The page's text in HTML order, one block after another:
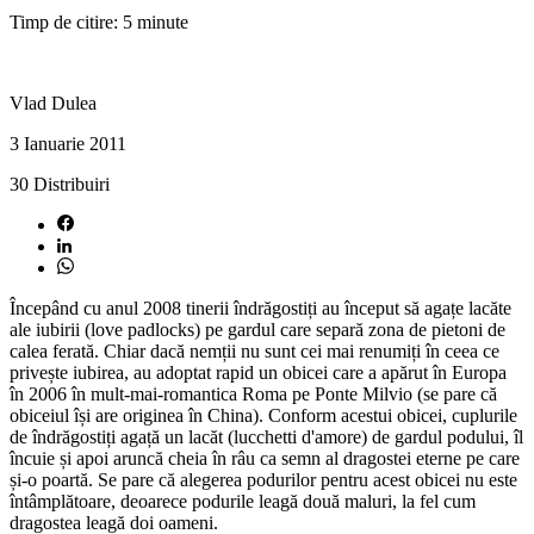
Timp de citire: 5 minute
Vlad Dulea
3 Ianuarie 2011
30 Distribuiri
Începând cu anul 2008 tinerii îndrăgostiți au început să agațe lacăte
ale iubirii (love padlocks) pe gardul care separă zona de pietoni de
calea ferată. Chiar dacă nemții nu sunt cei mai renumiți în ceea ce
privește iubirea, au adoptat rapid un obicei care a apărut în Europa
în 2006 în mult-mai-romantica Roma pe Ponte Milvio (se pare că
obiceiul își are originea în China). Conform acestui obicei, cuplurile
de îndrăgostiți agață un lacăt (lucchetti d'amore) de gardul podului, îl
încuie și apoi aruncă cheia în râu ca semn al dragostei eterne pe care
și-o poartă. Se pare că alegerea podurilor pentru acest obicei nu este
întâmplătoare, deoarece podurile leagă două maluri, la fel cum
dragostea leagă doi oameni.